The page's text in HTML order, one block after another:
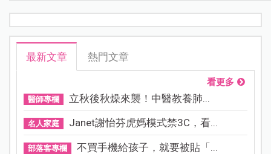
最新文章 熱門文章
看更多
醫師專欄 立秋後秋燥來襲！中醫教養肺...
名人家庭 Janet謝怡芬虎媽模式禁3C，看...
部落客專欄 不買手機給孩子，就要被貼「...